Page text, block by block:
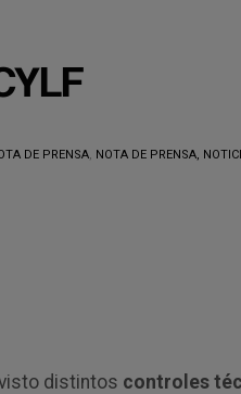
DE PRENSA, NOTA DE PRENSA,
distintos controles